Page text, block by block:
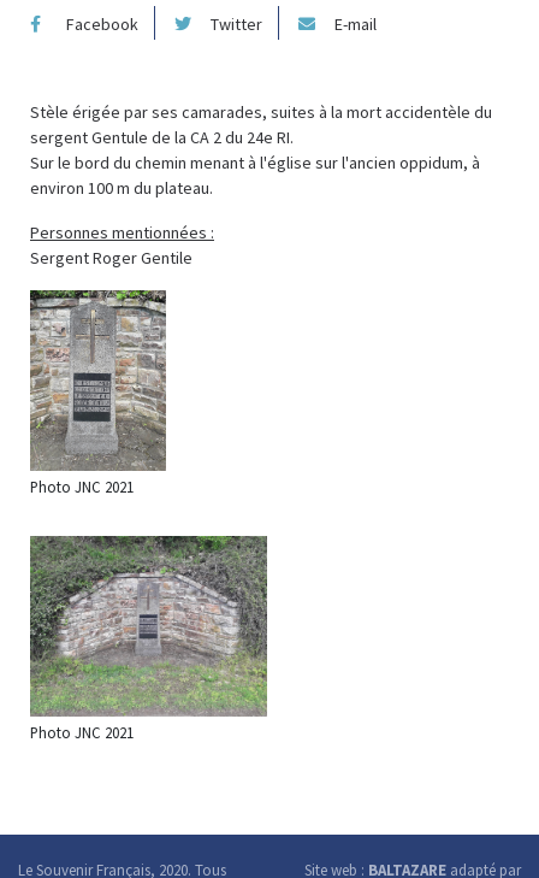
Facebook Twitter E-mail
Stèle érigée par ses camarades, suites à la mort accidentèle du
sergent Gentule de la CA 2 du 24e RI.
Sur le bord du chemin menant à l'église sur l'ancien oppidum, à
environ 100 m du plateau.
Personnes mentionnées :
Sergent Roger Gentile
Photo JNC 2021
Photo JNC 2021
Le Souvenir Français, 2020. Tous Site web : BALTAZARE adapté par